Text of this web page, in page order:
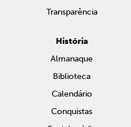
Transparência
História
Almanaque
Biblioteca
Calendário
Conquistas